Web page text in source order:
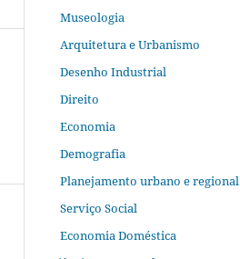
Museologia
Arquitetura e Urbanismo
Desenho Industrial
Direito
Economia
Demografia
Planejamento urbano e regional
Serviço Social
Economia Doméstica